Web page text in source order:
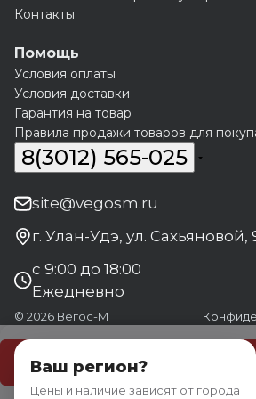
Контакты
Помощь
Условия оплаты
Условия доставки
Гарантия на товар
Правила продажи товаров для
8(3012) 565-025
site@vegosm.ru
г. Улан-Удэ, ул. Сахьяновой,
с 9:00 до 18:00
Ежедневно
© 2026 Вегос-М
Ваш регион?
Цены и наличие зависят от города